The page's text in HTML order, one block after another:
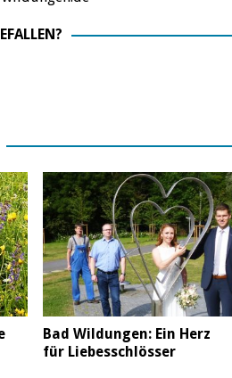
Bad Wildungen: Ein Herz
für Liebesschlösser